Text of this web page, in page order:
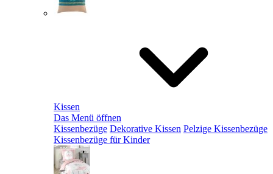
Kissen
Das Menü öffnen
Kissenbezüge Dekorative Kissen Pelzige Kissenbezüge
Kissenbezüge für Kinder